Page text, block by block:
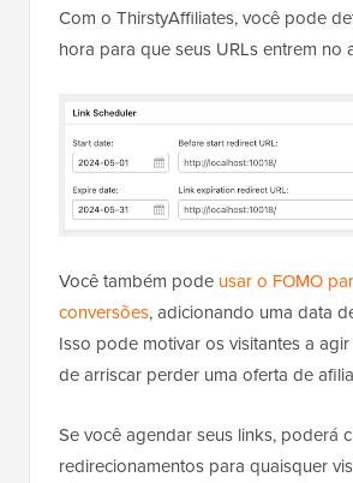
Com o ThirstyAffiliates, você pode
hora para que seus URLs entrem no
Você também pode usar o FOMO
conversões, adicionando uma data
Isso pode motivar os visitantes a
de arriscar perder uma oferta de
Se você agendar seus links, poderá
redirecionamentos para quaisquer